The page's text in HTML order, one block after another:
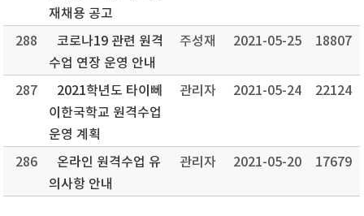
재채용 공고
288
코로나19 관련 원격
수업 연장 운영 안내
주성재 2021-05-25 18807
287
2021학년도 타이뻬
이한국학교 원격수업
운영 계획
관리자 2021-05-24 22124
286
온라인 원격수업 유
의사항 안내
관리자 2021-05-20 17679